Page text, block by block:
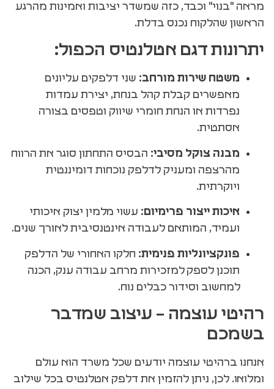
מראה "בנוי" וכבד, כזה שמשדר יציבות ואמינות מהרגע
הראשון שהלקוח נכנס בדלת.
יתרונות דגם אטלנטיס הכפול:
משטח שירות מורחב: שני דלפקים עליונים
מאפשרים קבלת קהל בנחת, יצירת עמדות
נפרדות או הנחת חומרי שיווק וטפסים בצורה
אסתטית.
מבנה צוקל מסיבי: הבסיס התחתון סוגר את הרווח
מהרצפה ומעניק לדלפק נוכחות דומיננטית
ויוקרתית.
איכות ייצור פרימיום: עשוי מלמין יצוק איכותי
ועמיד, המותאם לעבודה אינטנסיבית לאורך שנים.
פונקציונליות פנימית: חלקו האחורי של הדלפק
תוכנן לספק למזכירות מרחב עבודה ענק, הכנה
למחשוב וסידור כבלים נוח.
רהיטי עוצמה – עיצוב שמדבר
בשמכם
אנחנו ברהיטי עוצמה יודעים שכל משרד הוא עולם
ומלואו. לכן, ניתן להזמין את דלפק אטלנטיס בכל שילוב